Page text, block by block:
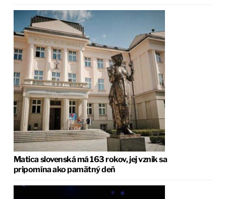
Matica slovenská má 163 rokov, jej vznik sa
pripomína ako pamätný deň